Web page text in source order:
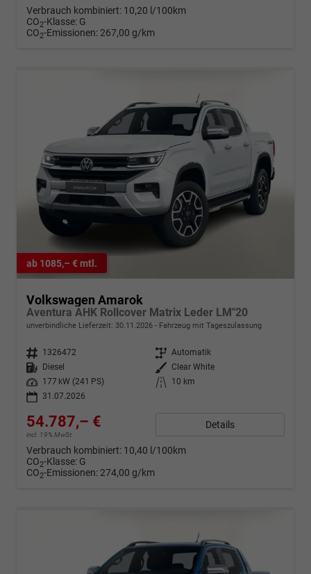
Verbrauch kombiniert: 10,20 l/100km
CO2-Klasse: G
CO2-Emissionen: 267,00 g/km
ab 1085,– € mtl.
Volkswagen Amarok
Aventura AHK Rollcover Matrix Leder LM"20
unverbindliche Lieferzeit: 30.11.2026 Fahrzeug mit Tageszulassung
Fahrzeugnr. 1326472 Getriebe Automatik
Kraftstoff
Diesel Außenfarbe Clear White
Leistung
177 kW (241 PS) Kilometerstand
10 km
31.07.2026
54.787,– €
incl. 19% MwSt.
Details
Verbrauch kombiniert: 10,40 l/100km
CO2-Klasse: G
CO2-Emissionen: 274,00 g/km